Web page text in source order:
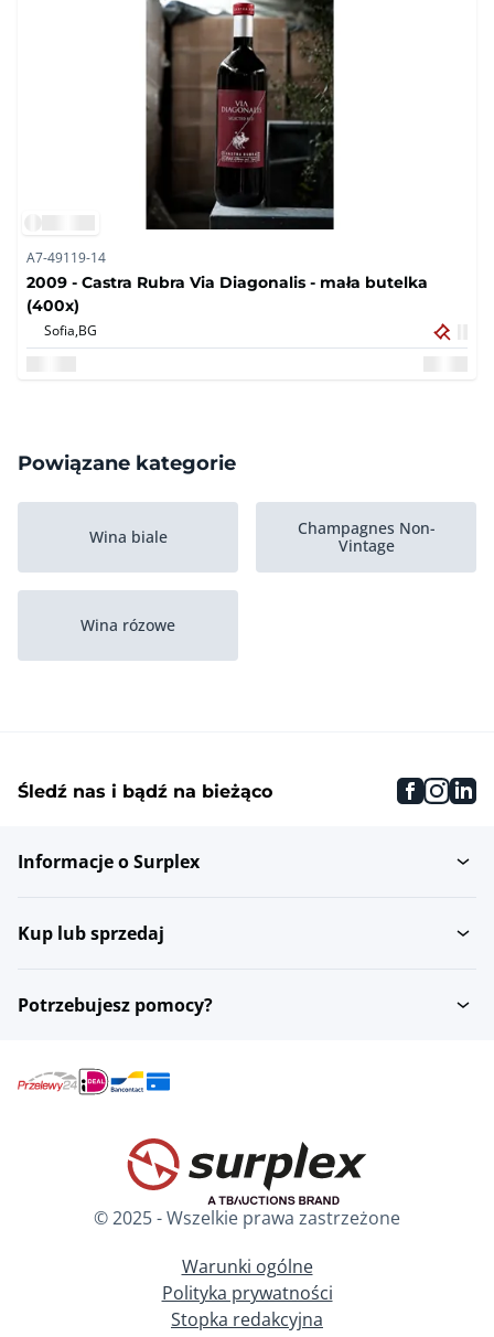
A7-49119-14
2009 - Castra Rubra Via Diagonalis - mała butelka
(400x)
Sofia,BG
Powiązane kategorie
Wina biale
Champagnes Non-
Vintage
Wina rózowe
Śledź nas i bądź na bieżąco
Informacje o Surplex
Kup lub sprzedaj
Potrzebujesz pomocy?
© 2025 - Wszelkie prawa zastrzeżone
Warunki ogólne
Polityka prywatności
Stopka redakcyjna